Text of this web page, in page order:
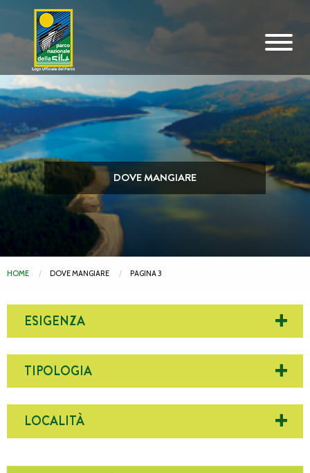
Vai al contenuto principale
DOVE MANGIARE
HOME DOVE MANGIARE PAGINA 3
ESIGENZA
TIPOLOGIA
LOCALITÀ